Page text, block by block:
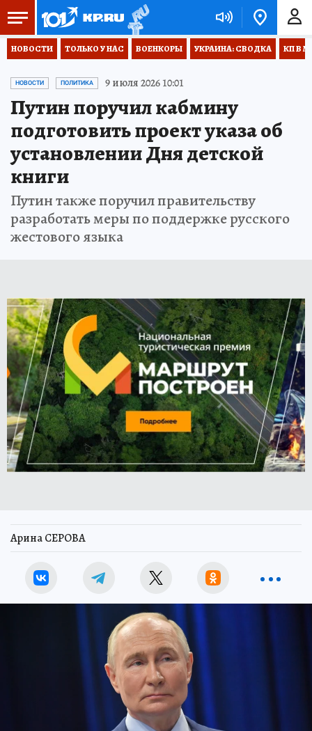
НОВОСТИ ТОЛЬКО У НАС ВОЕНКОРЫ УКРАИНА: СВОДКА КП В
НОВОСТИ ПОЛИТИКА 9 июля 2026 10:01
Путин поручил кабмину
подготовить проект указа об
установлении Дня детской
книги
Путин также поручил правительству
разработать меры по поддержке русского
жестового языка
Арина СЕРОВА